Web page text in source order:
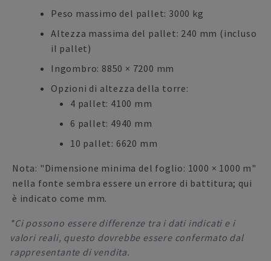
Peso massimo del pallet: 3000 kg
Altezza massima del pallet: 240 mm (incluso
il pallet)
Ingombro: 8850 × 7200 mm
Opzioni di altezza della torre:
4 pallet: 4100 mm
6 pallet: 4940 mm
10 pallet: 6620 mm
Nota: "Dimensione minima del foglio: 1000 × 1000 m"
nella fonte sembra essere un errore di battitura; qui
è indicato come mm.
*Ci possono essere differenze tra i dati indicati e i
valori reali, questo dovrebbe essere confermato dal
rappresentante di vendita.